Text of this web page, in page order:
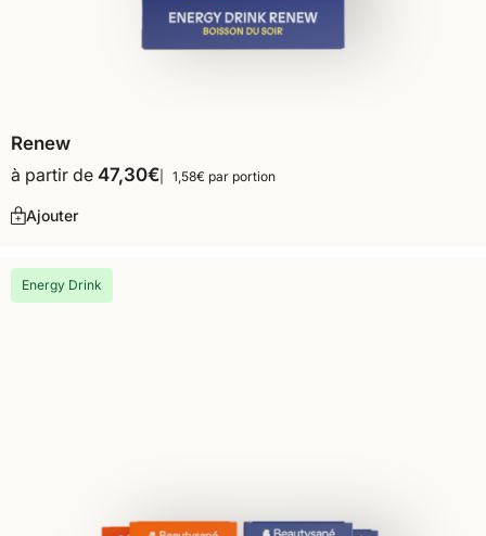
Renew
à partir de 47,30€ 1,58€ par portion
Ajouter
Energy Drink